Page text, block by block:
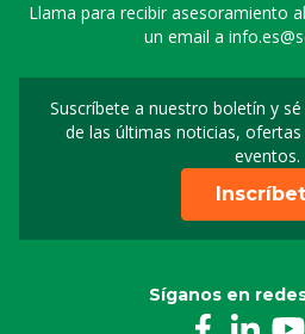
Llama para recibir asesoramiento al
un email a
Suscríbete a nuestro boletín y
de las últimas noticias,
eventos.
Síganos en